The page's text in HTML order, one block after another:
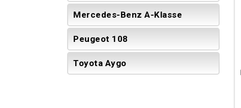
Mercedes-Benz A-Klasse
Peugeot 108
Toyota Aygo